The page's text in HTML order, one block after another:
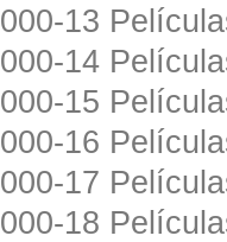
000-13
000-14
000-15
000-16
000-17
000-18